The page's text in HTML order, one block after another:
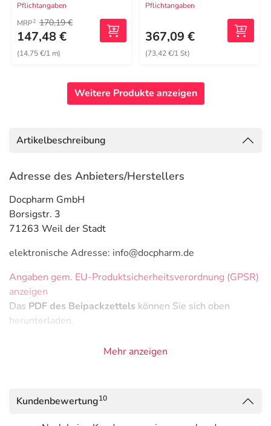
Pflichtangaben
MRP2 170,19 €
147,48 €
(14,75 €/1 m)
Pflichtangaben
367,09 €
(73,42 €/1 St)
Weitere Produkte anzeigen
Artikelbeschreibung
Adresse des Anbieters/Herstellers
Docpharm GmbH
Borsigstr. 3
71263 Weil der Stadt
elektronische Adresse: info@docpharm.de
Angaben gem. EU-Produktsicherheitsverordnung (GPSR)
anzeigen
Das PDF des Beipackzettels können Sie sich oben
herunterladen.
Mehr anzeigen
Kundenbewertung10